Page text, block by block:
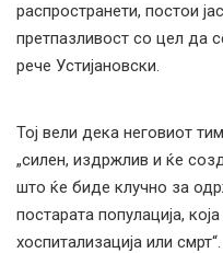
распространети, постои
претпазливост со цел да
рече Устијановски.
Тој вели дека неговиот
„силен, издржлив и ќе
што ќе биде клучно за
постарата популација,
хоспитализација или смрт“.